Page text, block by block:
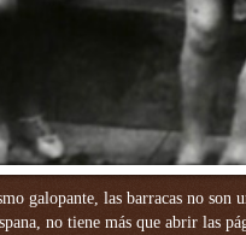
galopante, las barracas no son
no tiene más que abrir las